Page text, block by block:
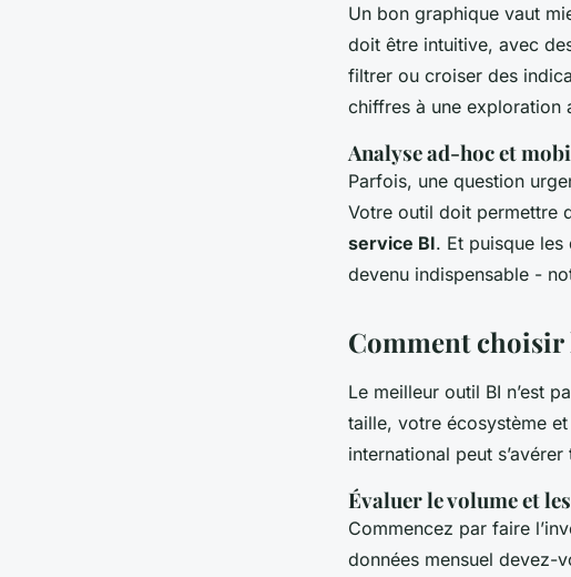
Un bon graphique vaut
doit être intuitive, avec
filtrer ou croiser des
chiffres à une exploration
Analyse ad-hoc et
Parfois, une question
Votre outil doit permettre
service BI. Et puisque les
devenu indispensable -
Comment choisir
Le meilleur outil BI n’est
taille, votre écosystème
international peut
Évaluer le volume et
Commencez par faire
données mensuel devez-